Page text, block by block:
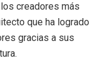
creadores más
que ha logrado
gracias a sus